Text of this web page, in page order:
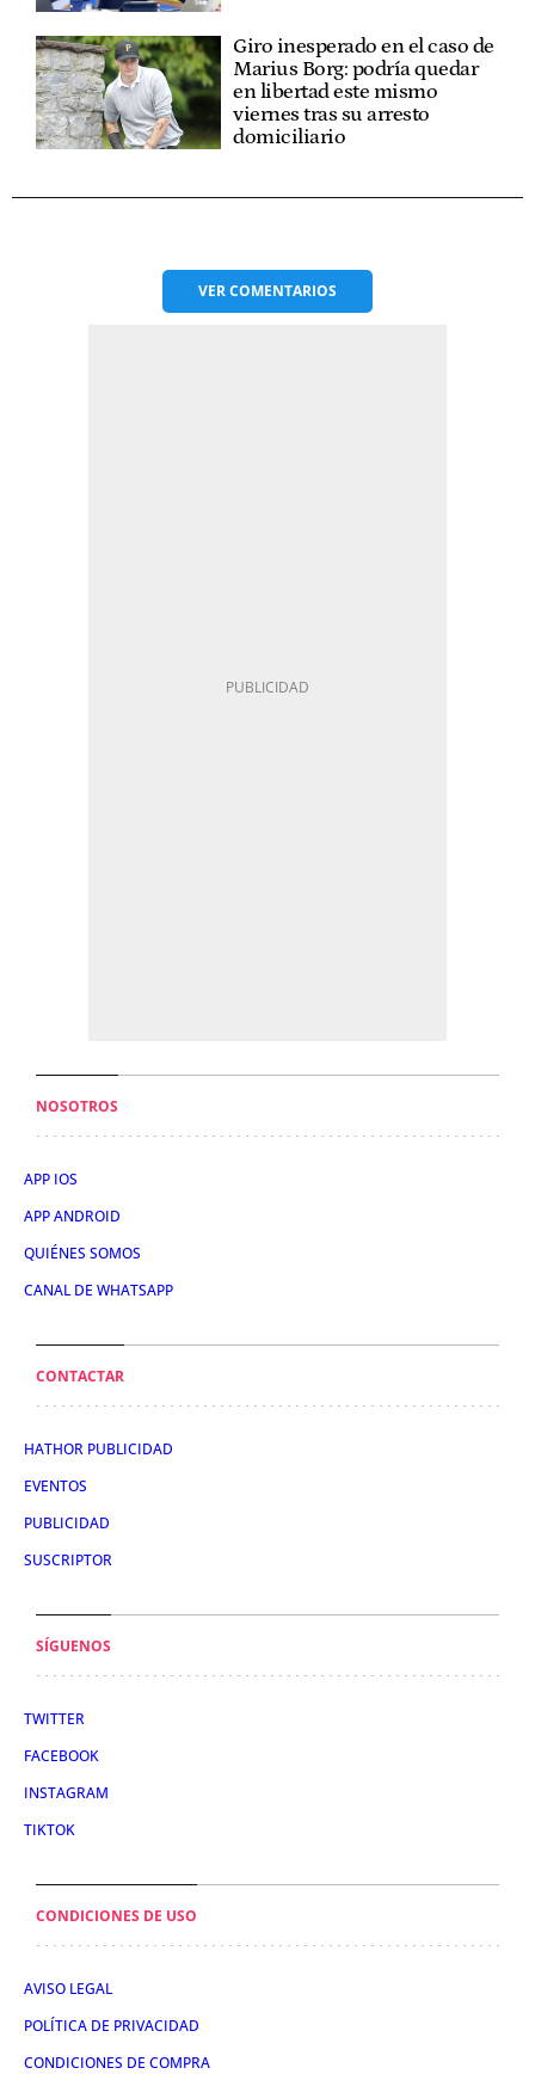
Giro inesperado en el caso de
Marius Borg: podría quedar
en libertad este mismo
viernes tras su arresto
domiciliario
VERCOMENTARIOS
NOSOTROS
APP IOS
APP ANDROID
QUIÉNES SOMOS
CANAL DE WHATSAPP
CONTACTAR
HATHOR PUBLICIDAD
EVENTOS
PUBLICIDAD
SUSCRIPTOR
SÍGUENOS
TWITTER
FACEBOOK
INSTAGRAM
TIKTOK
CONDICIONES DE USO
AVISO LEGAL
POLÍTICA DE PRIVACIDAD
CONDICIONES DE COMPRA